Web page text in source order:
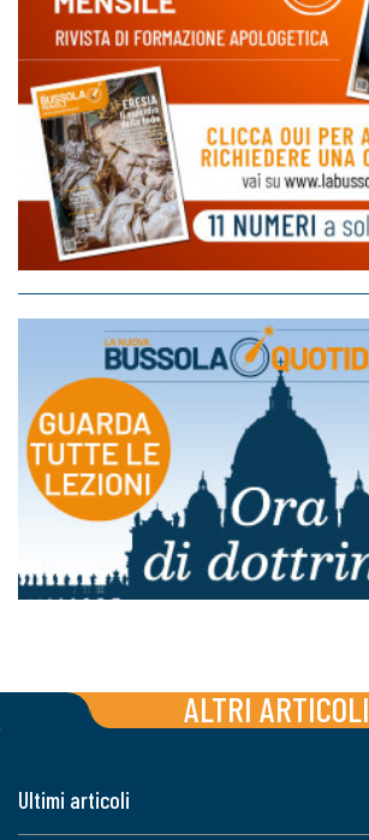
ALTRI ARTICOLI
Ultimi articoli